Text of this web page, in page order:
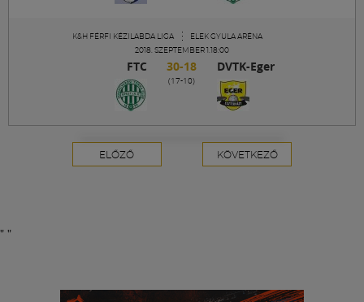
K&H FÉRFI KÉZILABDA LIGA
ELEK GYULA ARÉNA
2018. SZEPTEMBER 1.18:00
FTC 30-18 DVTK-Eger
(17-10)
ELŐZŐ KÖVETKEZŐ
" "